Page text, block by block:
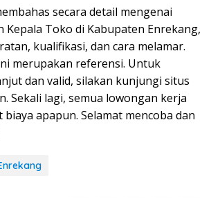
secara detail mengenai
Kepala Toko di Kabupaten Enrekang,
kualifikasi, dan cara melamar.
merupakan referensi. Untuk
dan valid, silakan kunjungi situs
Sekali lagi, semua lowongan kerja
apapun. Selamat mencoba dan